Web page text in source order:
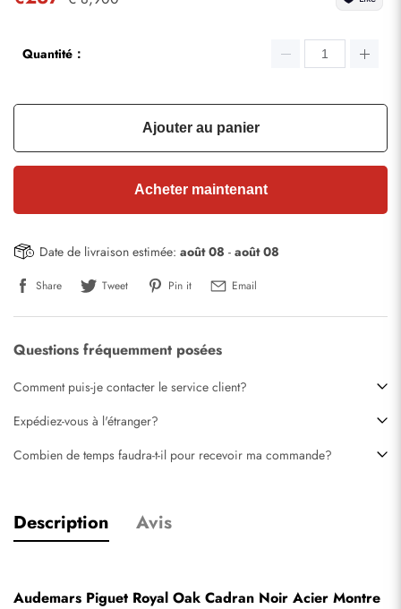
Quantité：
Ajouter au panier
Acheter maintenant
Date de livraison estimée: août 08 - août 08
Share Tweet Pin it Email
Questions fréquemment posées
Comment puis-je contacter le service client?
Expédiez-vous à l'étranger?
Combien de temps faudra-t-il pour recevoir ma commande?
Description Avis
Audemars Piguet Royal Oak Cadran Noir Acier Montre